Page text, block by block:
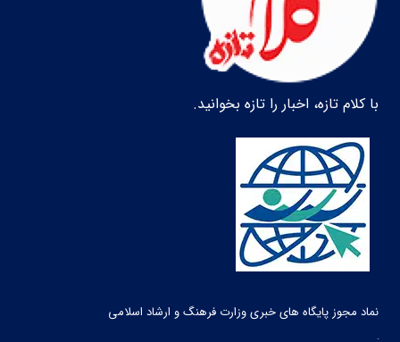
با کلام تازه، اخبار را تازه بخوانید.
نماد مجوز پایگاه های خبری وزارت فرهنگ و ارشاد اسلامی